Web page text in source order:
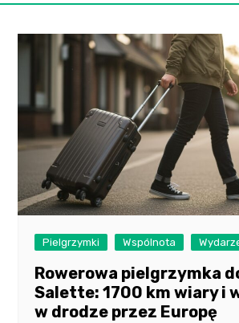
Pielgrzymki Wspólnota
Rowerowa pielgrzymka
Salette: 1700 km wiary i
w drodze przez Europę